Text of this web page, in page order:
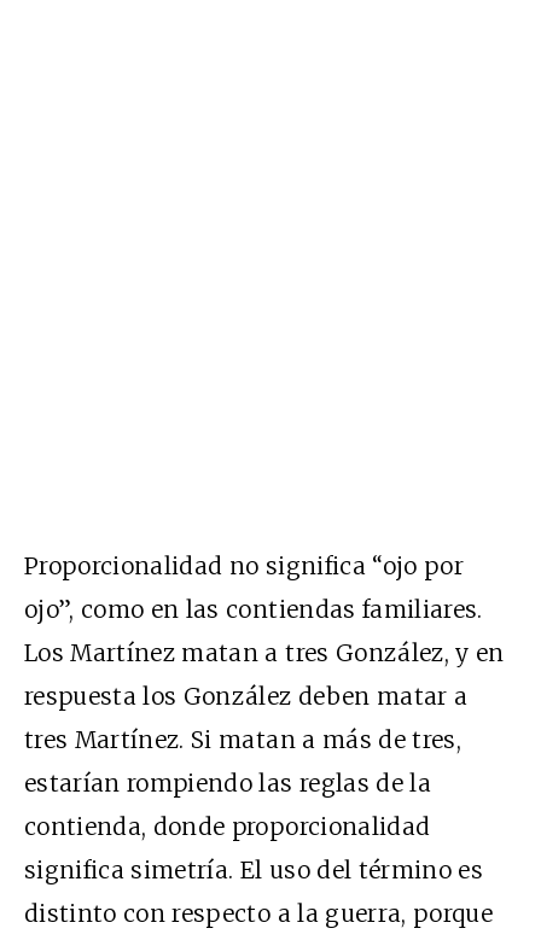
Proporcionalidad no significa “ojo por
ojo”, como en las contiendas familiares.
Los Martínez matan a tres González, y en
respuesta los González deben matar a
tres Martínez. Si matan a más de tres,
estarían rompiendo las reglas de la
contienda, donde proporcionalidad
significa simetría. El uso del término es
distinto con respecto a la guerra, porque